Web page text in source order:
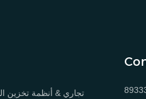
تجاري & أنظمة تخزين